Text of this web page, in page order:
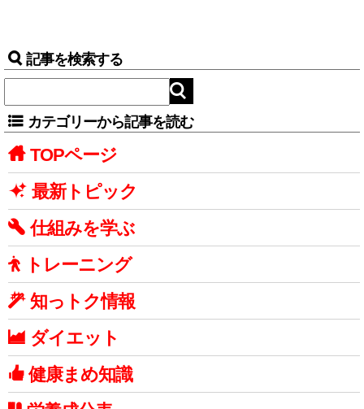
記事を検索する
カテゴリーから記事を読む
TOPページ
最新トピック
仕組みを学ぶ
トレーニング
知っトク情報
ダイエット
健康まめ知識